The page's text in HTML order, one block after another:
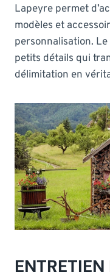
Lapeyre permet
modèles et
personnalisation.
petits détails qui
délimitation en